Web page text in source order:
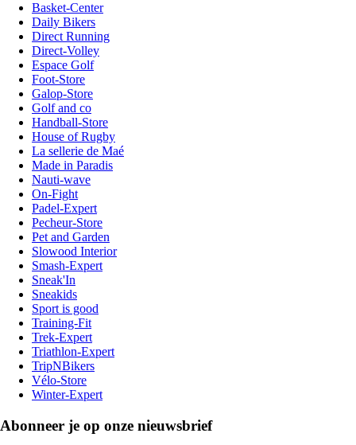
Basket-Center
Daily Bikers
Direct Running
Direct-Volley
Espace Golf
Foot-Store
Galop-Store
Golf and co
Handball-Store
House of Rugby
La sellerie de Maé
Made in Paradis
Nauti-wave
On-Fight
Padel-Expert
Pecheur-Store
Pet and Garden
Slowood Interior
Smash-Expert
Sneak'In
Sneakids
Sport is good
Training-Fit
Trek-Expert
Triathlon-Expert
TripNBikers
Vélo-Store
Winter-Expert
Abonneer je op onze nieuwsbrief